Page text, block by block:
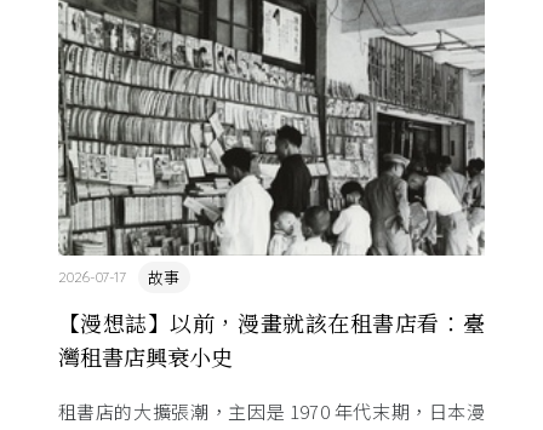
裡幾乎沒有臺灣史，一路 ...
【漫想誌】以前，漫畫就該在租書店看：臺
灣租書店興衰小史
故事
2026-07-17
租書店的大擴張潮，主因是 1970 年代末期，日本漫